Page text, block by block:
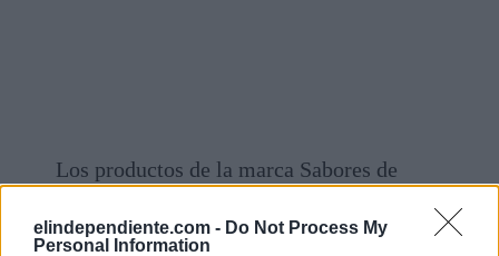
elindependiente.com - Do Not Process My
Personal Information
Los productos de la marca Sabores de
ministerio, en todas las comunidades